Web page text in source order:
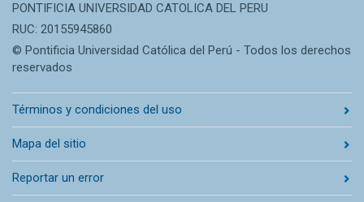
PONTIFICIA UNIVERSIDAD CATOLICA DEL PERU
RUC: 20155945860
© Pontificia Universidad Católica del Perú - Todos los derechos
reservados
Términos y condiciones del uso
Mapa del sitio
Reportar un error